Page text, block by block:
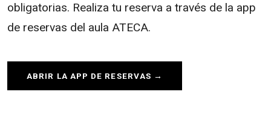
obligatorias. Realiza tu reserva a través de la app
de reservas del aula ATECA.
ABRIR LA APP DE RESERVAS →